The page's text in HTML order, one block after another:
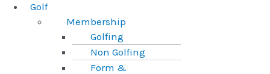
Golf
Membership
Golfing
Non Golfing
Form &